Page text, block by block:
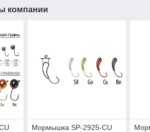
компании
Мормышка SP-2925-CU